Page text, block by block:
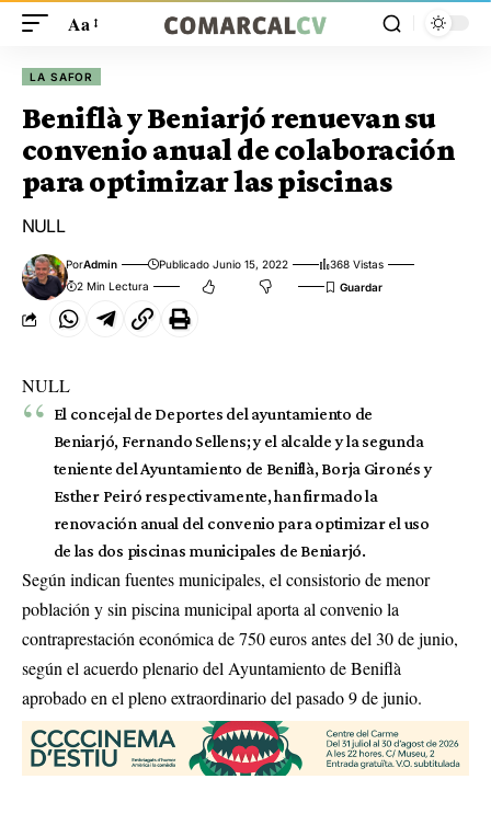
Aa
LA SAFOR
Beniflà y Beniarjó renuevan su
convenio anual de colaboración
para optimizar las piscinas
NULL
PorAdmin Publicado Junio 15, 2022
368 Vistas
2 Min Lectura
NULL
El concejal de Deportes del ayuntamiento de
Beniarjó, Fernando Sellens; y el alcalde y la segunda
teniente del Ayuntamiento de Beniflà, Borja Gironés y
Esther Peiró respectivamente, han firmado la
renovación anual del convenio para optimizar el uso
de las dos piscinas municipales de Beniarjó.
Según indican fuentes municipales, el consistorio de menor
población y sin piscina municipal aporta al convenio la
contraprestación económica de 750 euros antes del 30 de junio,
según el acuerdo plenario del Ayuntamiento de Beniflà
aprobado en el pleno extraordinario del pasado 9 de junio.